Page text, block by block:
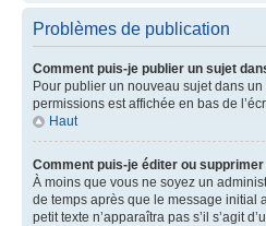
Problèmes de publication
Comment puis-je publier un sujet
Pour publier un nouveau sujet dans
permissions est affichée en bas de
Haut
Comment puis-je éditer ou
À moins que vous ne soyez un
de temps après que le message initial
petit texte n’apparaîtra pas s’il s’agit